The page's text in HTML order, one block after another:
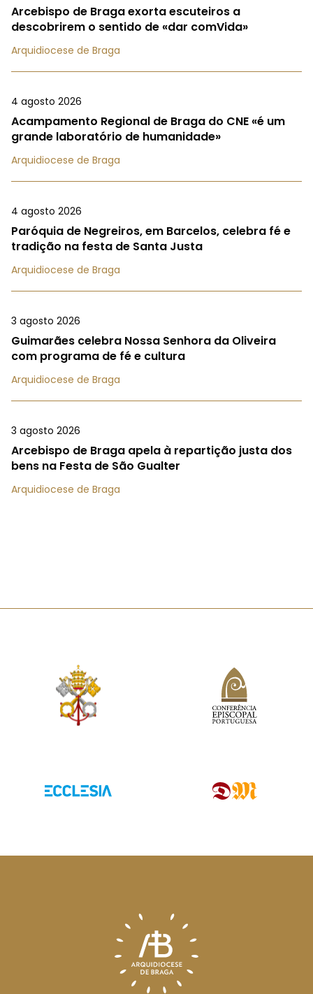
Arcebispo de Braga exorta escuteiros a
descobrirem o sentido de «dar comVida»
Arquidiocese de Braga
4 agosto 2026
Acampamento Regional de Braga do CNE «é um
grande laboratório de humanidade»
Arquidiocese de Braga
4 agosto 2026
Paróquia de Negreiros, em Barcelos, celebra fé e
tradição na festa de Santa Justa
Arquidiocese de Braga
3 agosto 2026
Guimarães celebra Nossa Senhora da Oliveira
com programa de fé e cultura
Arquidiocese de Braga
3 agosto 2026
Arcebispo de Braga apela à repartição justa dos
bens na Festa de São Gualter
Arquidiocese de Braga